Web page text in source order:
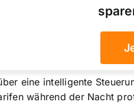
eine intelligente
während der Nacht